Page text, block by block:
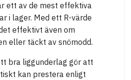
ett av de mest effektiva
i lager. Med ett R-värde
effektivt även om
eller täckt av snömodd.
bra liggunderlag gör att
kan prestera enligt